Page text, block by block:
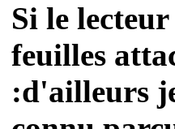
Si le
feuilles
:d'ailleurs